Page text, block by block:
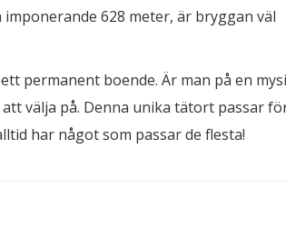
628 meter, är bryggan väl
permanent boende. Är man på en
välja på. Denna unika tätort passar
har något som passar de flesta!